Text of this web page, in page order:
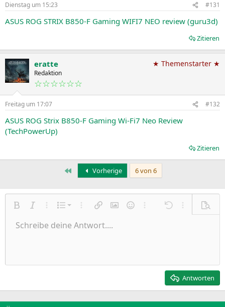
Dienstag um 15:23 #131
ASUS ROG STRIX B850-F Gaming WIFI7 NEO review (guru3d)
Zitieren
eratte
Redaktion
☆☆☆☆☆☆
★ Themenstarter ★
Freitag um 17:07 #132
ASUS ROG Strix B850-F Gaming Wi-Fi7 Neo Review
(TechPowerUp)
Zitieren
Erste Vorherige 6 von 6
Fett KursivWeitere Einstellungen…
Liste
Nummerierte Liste
Ungeordnete Liste
Weitere Einstellungen…
Link einfügen
Bild einfügen
SmileysWeitere Einstellungen…
Rückgängig
Weitere
Schriftgröße
9
22
TextfarbeSchriftfamilie
Arial
Times New Roman
Durchgestrichen
Unterstrichen
Inline-Code
AusrichtungLinksbündig
Paragraph format
Normal
Heading 2
ZitatMedienTabelle einfügen
Insert horizontal line
SpoilerCode
Wiederholen
BBCode umschalten
Formatierung entfernen
EntwürfeEntwurf speichern
Schreibe deine Antwort....
Antworten